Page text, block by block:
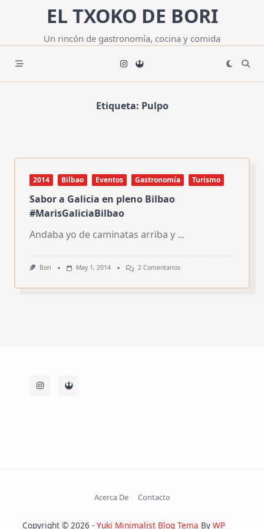
contenido
EL TXOKO DE BORI
Un rincón de gastronomía, cocina y comida
Etiqueta: Pulpo
2014 Bilbao Eventos Gastronomía Turismo
Sabor a Galicia en pleno Bilbao
#MarisGaliciaBilbao
Andaba yo de caminatas arriba y ...
Bori May 1, 2014 2 ComentariosEn
Acerca De Contacto
Copyright © 2026 - Yuki Minimalist Blog Tema By WP